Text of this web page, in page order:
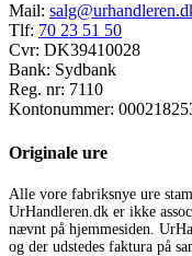
Mail:
Tlf: 70 23 51 50
Cvr: DK39410028
Bank: Sydbank
Reg. nr: 7110
Kontonummer:
Originale ure
Alle vore fabriksnye ure
UrHandleren.dk er ikke
nævnt på hjemmesiden.
og der udstedes faktura på